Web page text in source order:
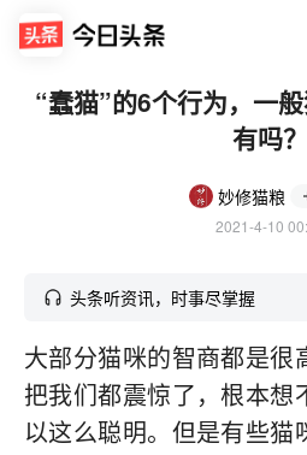
“蠢猫”的6个行为，一
有吗？
妙修猫粮
2021-4-10
头条听资讯，时事尽掌握
大部分猫咪的智商都是很
把我们都震惊了，根本想
以这么聪明。但是有些猫